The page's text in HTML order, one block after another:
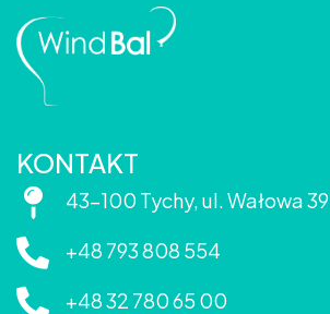
KONTAKT
43-100 Tychy, ul. Wałowa 39
+48 793 808 554
+48 32 780 65 00